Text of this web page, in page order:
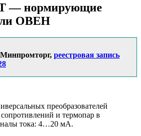
— нормирующие
ОВЕН
реестровая запись
преобразователей
и термопар в
тока: 4…20 мА.